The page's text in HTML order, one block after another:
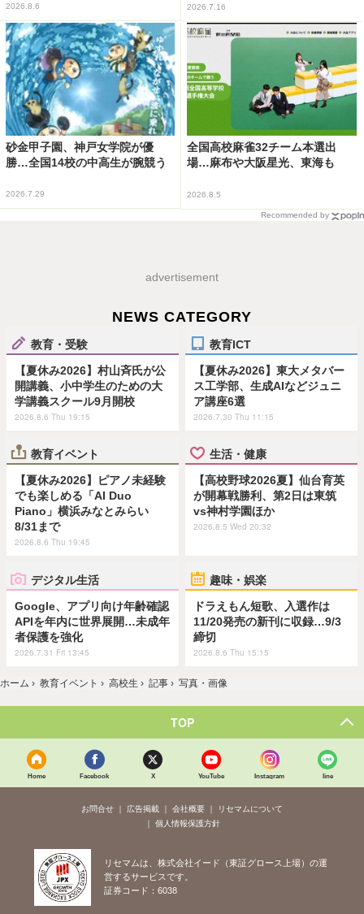
2026.8.6 2026.7.16
砂金甲子園、神戸女学院が優
勝…全国14校の中高生が腕競う
2026.7.29
全国高校麻雀32チーム本選出
場…麻布や大阪星光、東海も
2026.8.5
Recommended by
advertisement
NEWS CATEGORY
教育・受験
【夏休み2026】村山斉氏が公
開講義、小中学生のための大
学講義スクール9月開校
2026.8.6 Thu 19:15
教育ICT
【夏休み2026】東大メタバー
ス工学部、生成AIなどジュニ
ア講座6選
2026.7.30 Thu 11:15
教育イベント
【夏休み2026】ピアノ未経験
でも楽しめる「AI Duo
Piano」横浜みなとみらい
8/31まで
2026.8.6 Thu 19:45
生活・健康
【高校野球2026夏】仙台育英
が開幕戦勝利、第2日は東筑
vs神村学園ほか
2026.8.5 Wed 20:32
デジタル生活
Google、アプリ向け年齢確認
APIを年内に世界展開…未成年
者保護を強化
2026.7.31 Fri 13:45
趣味・娯楽
ドラえもん短歌、入選作は
11/20発売の新刊に収録…9/3
締切
2026.8.6 Thu 15:15
ホーム › 教育イベント › 高校生 › 記事 › 写真・画像
TOP
Home Facebook X YouTube Instagram line
お問合せ 広告掲載 会社概要
リセマムについて
個人情報保護方針
リセマムは、株式会社イード（東証グロース上場）の運
営するサービスです。
証券コード：6038